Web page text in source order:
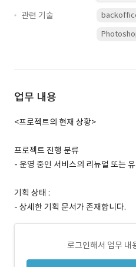
관련 기술
업무 내용
<프로젝트의 현재 상황>
프로젝트 진행 분류
- 운영 중인 서비스의 리뉴얼 또는
기획 상태 :
- 상세한 기획 문서가 존재합니다.
로그인해서 업무 내